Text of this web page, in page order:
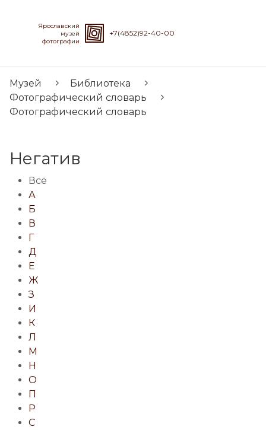
Ярославский
музей
фотографии
+7(4852)92-40-00
Музей
Библиотека
Фотографический словарь
Фотографический словарь
Негатив
Всё
А
Б
В
Г
Д
Е
Ж
З
И
К
Л
М
Н
О
П
Р
С